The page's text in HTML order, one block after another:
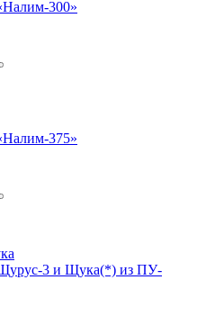
300»
375»
Щурус-3 и Щука(*) из ПУ-